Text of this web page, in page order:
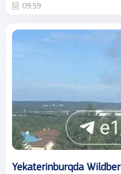
09:59
Yekaterinburqda